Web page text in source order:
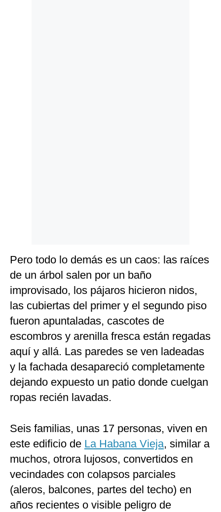
Pero todo lo demás es un caos: las raíces
de un árbol salen por un baño
improvisado, los pájaros hicieron nidos,
las cubiertas del primer y el segundo piso
fueron apuntaladas, cascotes de
escombros y arenilla fresca están regadas
aquí y allá. Las paredes se ven ladeadas
y la fachada desapareció completamente
dejando expuesto un patio donde cuelgan
ropas recién lavadas.
Seis familias, unas 17 personas, viven en
este edificio de La Habana Vieja, similar a
muchos, otrora lujosos, convertidos en
vecindades con colapsos parciales
(aleros, balcones, partes del techo) en
años recientes o visible peligro de